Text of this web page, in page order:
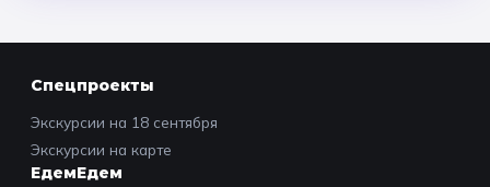
Спецпроекты
Экскурсии на 18 сентября
Экскурсии на карте
ЕдемЕдем